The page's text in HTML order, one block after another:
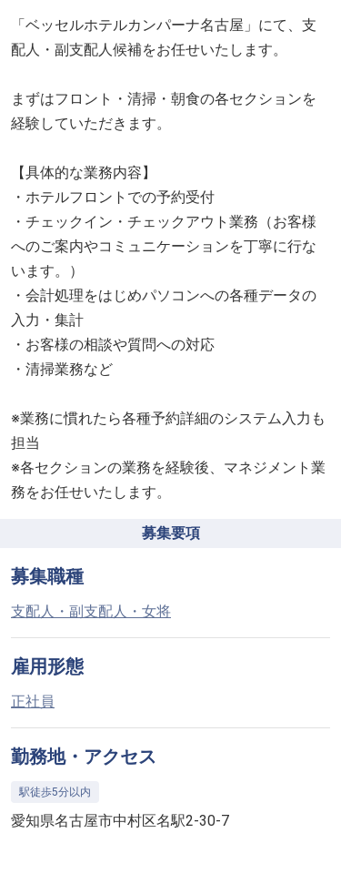
「ベッセルホテルカンパーナ名古屋」にて、支
配人・副支配人候補をお任せいたします。
まずはフロント・清掃・朝食の各セクションを
経験していただきます。
【具体的な業務内容】
・ホテルフロントでの予約受付
・チェックイン・チェックアウト業務（お客様
へのご案内やコミュニケーションを丁寧に行な
います。）
・会計処理をはじめパソコンへの各種データの
入力・集計
・お客様の相談や質問への対応
・清掃業務など
※業務に慣れたら各種予約詳細のシステム入力も
担当
※各セクションの業務を経験後、マネジメント業
務をお任せいたします。
募集要項
募集職種
支配人・副支配人・女将
雇用形態
正社員
勤務地・アクセス
駅徒歩5分以内
愛知県名古屋市中村区名駅2-30-7